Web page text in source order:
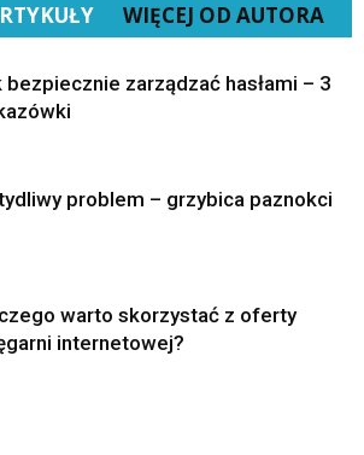
WIĘCEJ OD AUTORA
bezpiecznie zarządzać hasłami – 3
problem – grzybica paznokci
warto skorzystać z oferty
internetowej?